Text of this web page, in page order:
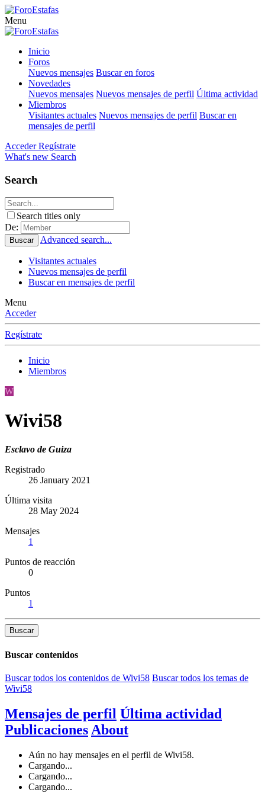
Menu
Inicio
Foros
Nuevos mensajes Buscar en foros
Novedades
Nuevos mensajes Nuevos mensajes de perfil Última actividad
Miembros
Visitantes actuales Nuevos mensajes de perfil Buscar en
mensajes de perfil
Acceder Regístrate
What's new Search
Search
Search titles only
De:
Buscar Advanced search...
Visitantes actuales
Nuevos mensajes de perfil
Buscar en mensajes de perfil
Menu
Acceder
Regístrate
Inicio
Miembros
W
Wivi58
Esclavo de Guiza
Registrado
26 January 2021
Última visita
28 May 2024
Mensajes
1
Puntos de reacción
0
Puntos
1
Buscar
Buscar contenidos
Buscar todos los contenidos de Wivi58 Buscar todos los temas de
Wivi58
Mensajes de perfil Última actividad
Publicaciones About
Aún no hay mensajes en el perfil de Wivi58.
Cargando...
Cargando...
Cargando...